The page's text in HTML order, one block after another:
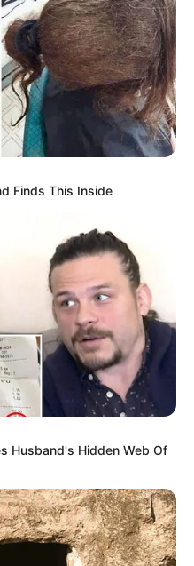
Lucu
Gagal
Finds This Inside
Husband's Hidden Web Of